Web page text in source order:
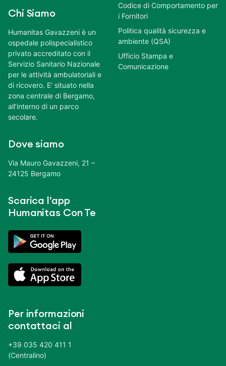
Chi Siamo
Humanitas Gavazzeni è un
ospedale polispecialistico
privato accreditato con il
Servizio Sanitario Nazionale
per le attività ambulatoriali e
di ricovero. E’ situato nella
zona centrale di Bergamo,
all’interno di un parco
secolare.
Dove siamo
Via Mauro Gavazzeni, 21 –
24125 Bergamo
Scarica l’app
Humanitas Con Te
Per informazioni
contattaci al
+39 035 420 411 1
(Centralino)
Codice di Comportamento per
i Fornitori
Politica qualità sicurezza e
ambiente (QSA)
Ufficio Stampa e
Comunicazione